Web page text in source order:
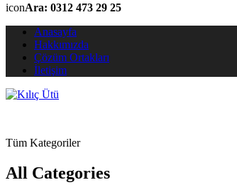
iconAra: 0312 473 29 25
Anasayfa
Hakkımızda
Çözüm Ortakları
İletişim
Tüm Kategoriler
All Categories